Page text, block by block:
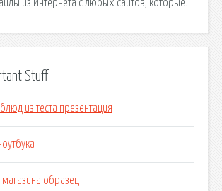
из Интернета с любых сайтов, которые.
Stuff
из теста презентация
образец